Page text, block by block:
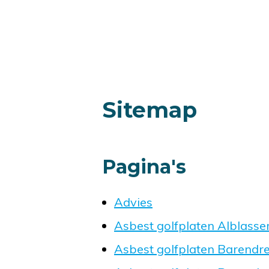
Sitemap
Pagina's
Advies
Asbest golfplaten
Asbest golfplaten